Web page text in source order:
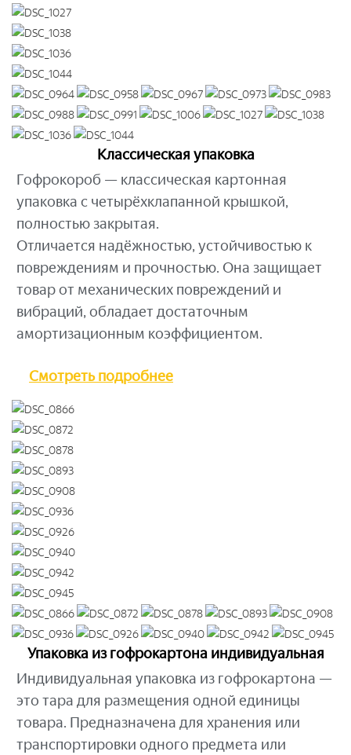
Классическая упаковка
Гофрокороб — классическая картонная
упаковка с четырёхклапанной крышкой,
полностью закрытая.
Отличается надёжностью, устойчивостью к
повреждениям и прочностью. Она защищает
товар от механических повреждений и
вибраций, обладает достаточным
амортизационным коэффициентом.
Смотреть подробнее
Упаковка из гофрокартона индивидуальная
Индивидуальная упаковка из гофрокартона —
это тара для размещения одной единицы
товара. Предназначена для хранения или
транспортировки одного предмета или